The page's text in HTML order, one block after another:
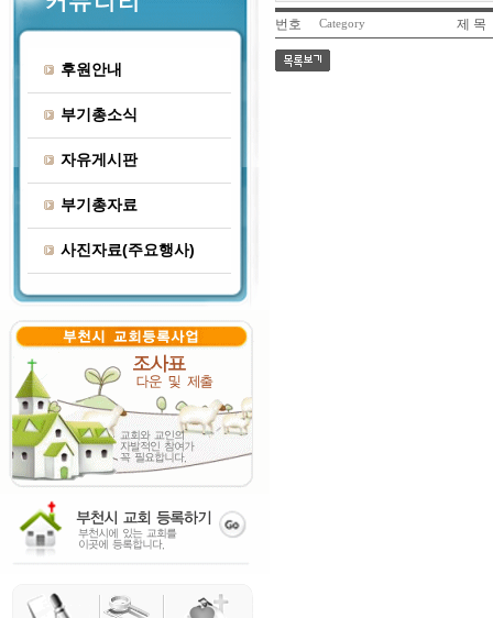
후원안내
부기총소식
자유게시판
부기총자료
사진자료(주요행사)
번호 Category 제 목